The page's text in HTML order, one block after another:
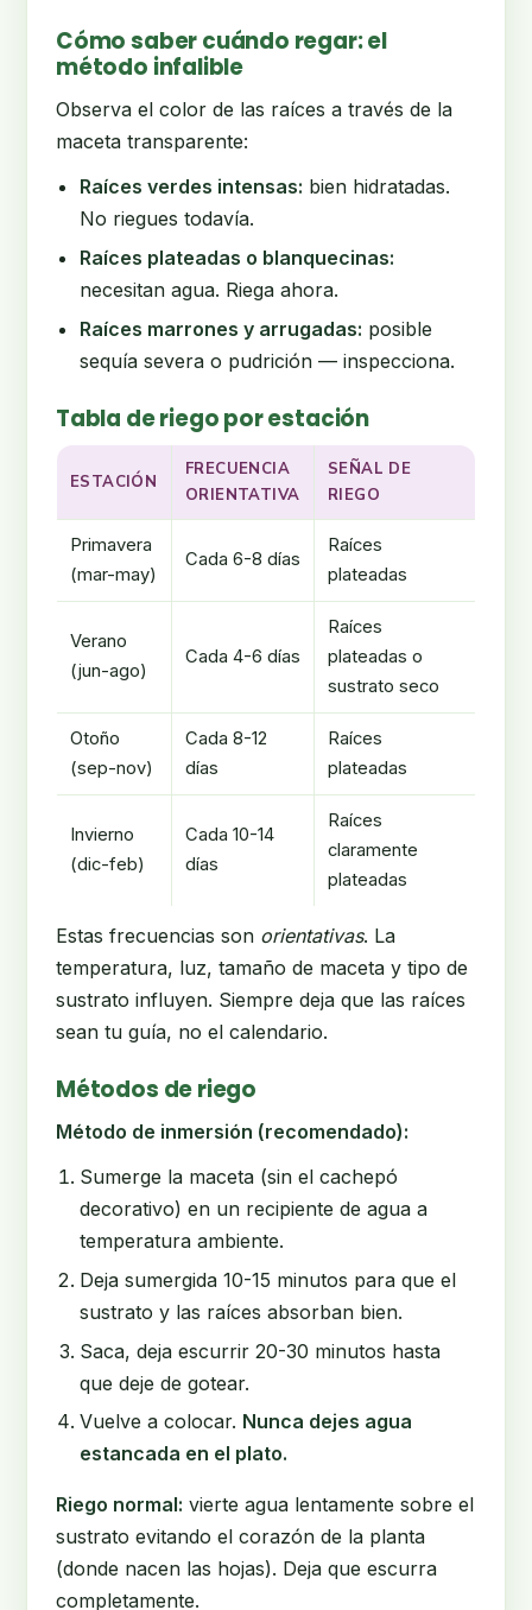
Cómo saber cuándo regar: el
método infalible
Observa el color de las raíces a través de la
maceta transparente:
Raíces verdes intensas: bien hidratadas.
No riegues todavía.
Raíces plateadas o blanquecinas:
necesitan agua. Riega ahora.
Raíces marrones y arrugadas: posible
sequía severa o pudrición — inspecciona.
Tabla de riego por estación
ESTACIÓN
FRECUENCIA
ORIENTATIVA
SEÑAL DE
RIEGO
Primavera
(mar-may)
Cada 6-8 días
Raíces
plateadas
Verano
(jun-ago)
Cada 4-6 días
Raíces
plateadas o
sustrato seco
Otoño
(sep-nov)
Cada 8-12
días
Raíces
plateadas
Invierno
(dic-feb)
Cada 10-14
días
Raíces
claramente
plateadas
Estas frecuencias son orientativas. La
temperatura, luz, tamaño de maceta y tipo de
sustrato influyen. Siempre deja que las raíces
sean tu guía, no el calendario.
Métodos de riego
Método de inmersión (recomendado):
Sumerge la maceta (sin el cachepó
decorativo) en un recipiente de agua a
temperatura ambiente.
Deja sumergida 10-15 minutos para que el
sustrato y las raíces absorban bien.
Saca, deja escurrir 20-30 minutos hasta
que deje de gotear.
Vuelve a colocar. Nunca dejes agua
estancada en el plato.
Riego normal: vierte agua lentamente sobre el
sustrato evitando el corazón de la planta
(donde nacen las hojas). Deja que escurra
completamente.